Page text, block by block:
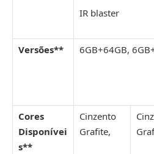
IR blaster
Versões** 6GB+64GB,
Cores
Disponívei
s**
Cinzento
Grafite,